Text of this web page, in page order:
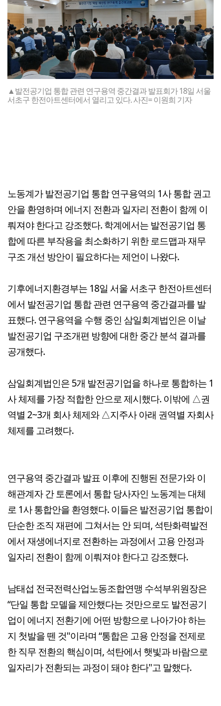
▲발전공기업 통합 관련 연구용역 중간결과 발표회가 18일 서울
서초구 한전아트센터에서 열리고 있다. 사진= 이원희 기자
노동계가 발전공기업 통합 연구용역의 1사 통합 권고
안을 환영하며 에너지 전환과 일자리 전환이 함께 이
뤄져야 한다고 강조했다. 학계에서는 발전공기업 통
합에 따른 부작용을 최소화하기 위한 로드맵과 재무
구조 개선 방안이 필요하다는 제언이 나왔다.
기후에너지환경부는 18일 서울 서초구 한전아트센터
에서 발전공기업 통합 관련 연구용역 중간결과를 발
표했다. 연구용역을 수행 중인 삼일회계법인은 이날
발전공기업 구조개편 방향에 대한 중간 분석 결과를
공개했다.
삼일회계법인은 5개 발전공기업을 하나로 통합하는 1
사 체제를 가장 적합한 안으로 제시했다. 이밖에 △권
역별 2~3개 회사 체제와 △지주사 아래 권역별 자회사
체제를 고려했다.
연구용역 중간결과 발표 이후에 진행된 전문가와 이
해관계자 간 토론에서 통합 당사자인 노동계는 대체
로 1사 통합안을 환영했다. 이들은 발전공기업 통합이
단순한 조직 재편에 그쳐서는 안 되며, 석탄화력발전
에서 재생에너지로 전환하는 과정에서 고용 안정과
일자리 전환이 함께 이뤄져야 한다고 강조했다.
남태섭 전국전력산업노동조합연맹 수석부위원장은
“단일 통합 모델을 제안했다는 것만으로도 발전공기
업이 에너지 전환기에 어떤 방향으로 나아가야 하는
지 첫발을 뗀 것"이라며 “통합은 고용 안정을 전제로
한 직무 전환의 핵심이며, 석탄에서 햇빛과 바람으로
일자리가 전환되는 과정이 돼야 한다"고 말했다.